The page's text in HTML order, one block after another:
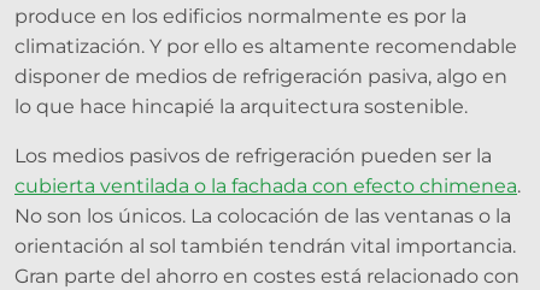
produce en los edificios normalmente es por la
climatización. Y por ello es altamente recomendable
disponer de medios de refrigeración pasiva, algo en
lo que hace hincapié la arquitectura sostenible.
Los medios pasivos de refrigeración pueden ser la
cubierta ventilada o la fachada con efecto chimenea.
No son los únicos. La colocación de las ventanas o la
orientación al sol también tendrán vital importancia.
Gran parte del ahorro en costes está relacionado con